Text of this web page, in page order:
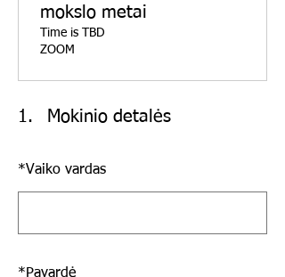
1. Mokinio detalės
*Vaiko vardas
*Pavardė
mokslo metai
Time is TBD
ZOOM